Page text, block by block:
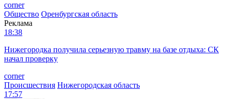
corner
Общество Оренбургская область
Реклама
18:38
Нижегородка получила серьезную травму на базе отдыха: СК
начал проверку
corner
Происшествия Нижегородская область
17:57